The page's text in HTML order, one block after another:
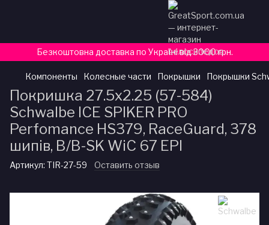
Безкоштовна доставка по Україні від 3000 грн.
Компоненты Колесные части Покрышки Покрышки
Покришка 27.5x2.25 (57-584)
Schwalbe ICE SPIKER PRO
Perfomance HS379, RaceGuard, 378
шипів, B/B-SK WiC 67 EPI
Артикул: TIR-27-59 Оставить отзыв